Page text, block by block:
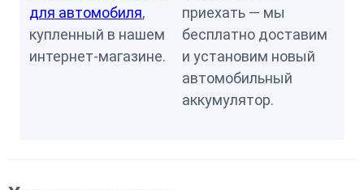
для автомобиля,
купленный в нашем
интернет-магазине.
приехать — мы
бесплатно доставим
и установим новый
автомобильный
аккумулятор.